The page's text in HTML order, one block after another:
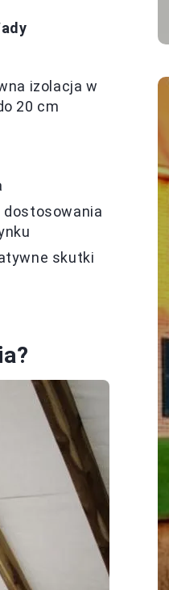
izolacja w
20 cm
dostosowania
skutki